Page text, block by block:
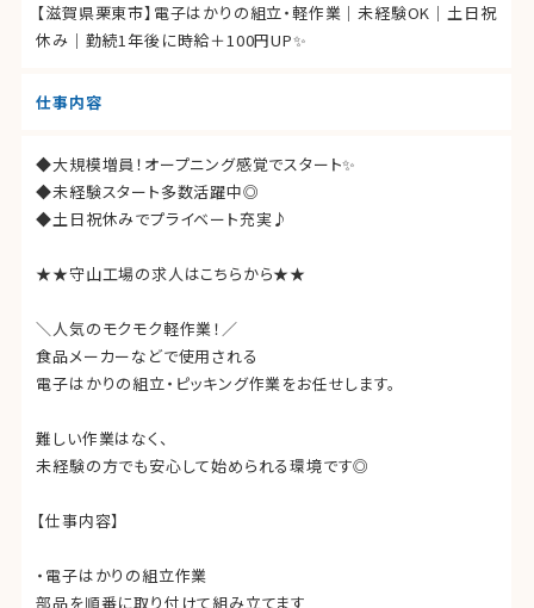
【滋賀県栗東市】電子はかりの組立・軽作業｜未経験OK｜土日祝
休み｜勤続1年後に時給＋100円UP✨
仕事内容
◆大規模増員！オープニング感覚でスタート✨
◆未経験スタート多数活躍中◎
◆土日祝休みでプライベート充実♪
★★守山工場の求人はこちらから★★
＼人気のモクモク軽作業！／
食品メーカーなどで使用される
電子はかりの組立・ピッキング作業をお任せします。
難しい作業はなく、
未経験の方でも安心して始められる環境です◎
【仕事内容】
・電子はかりの組立作業
部品を順番に取り付けて組み立てます